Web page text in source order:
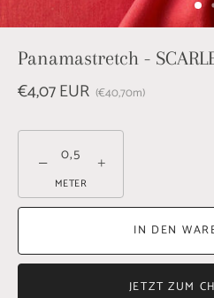
Panamastretch -
€4,07 EUR €40,70m
−
METER
+
IN DEN
JETZT ZUM